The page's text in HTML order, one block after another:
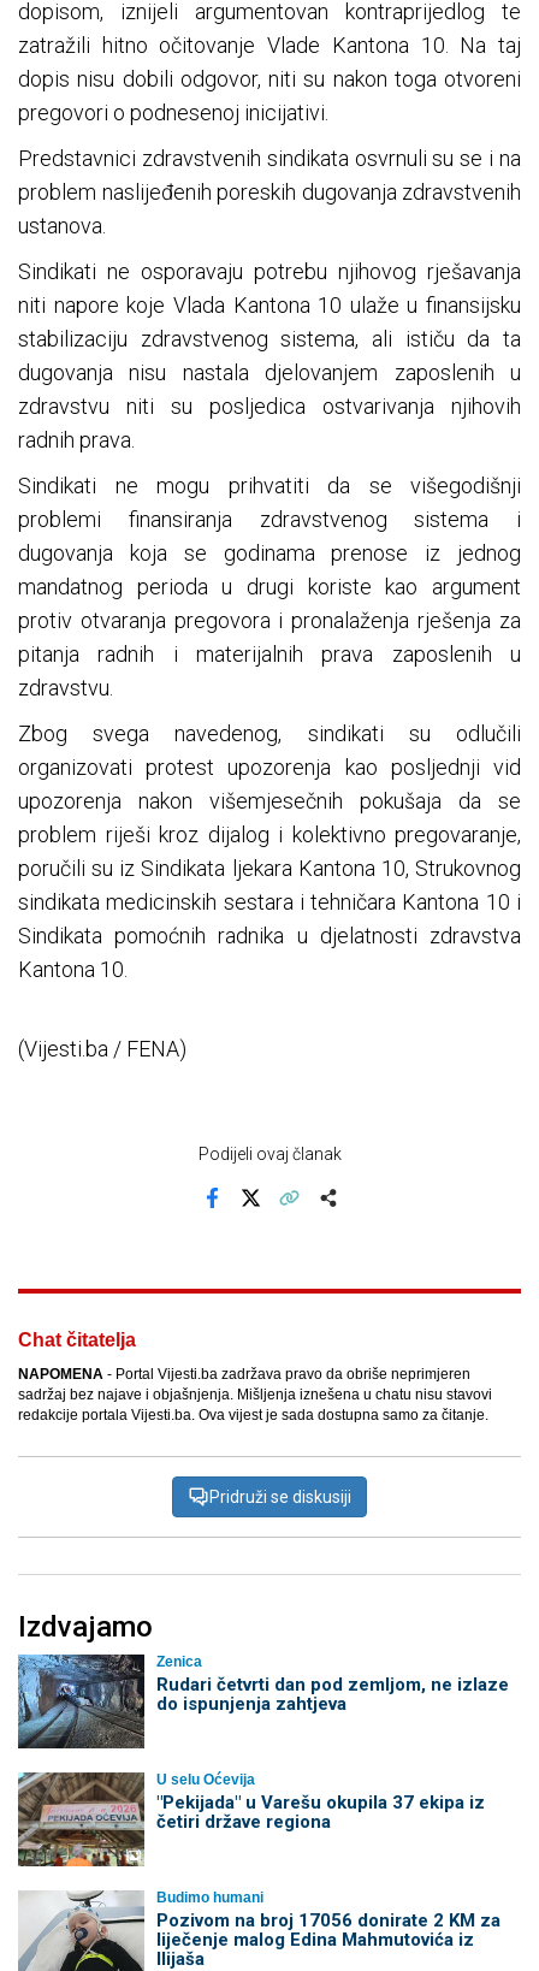
dopisom, iznijeli argumentovan kontraprijedlog te
zatražili hitno očitovanje Vlade Kantona 10. Na taj
dopis nisu dobili odgovor, niti su nakon toga otvoreni
pregovori o podnesenoj inicijativi.
Predstavnici zdravstvenih sindikata osvrnuli su se i na
problem naslijeđenih poreskih dugovanja zdravstvenih
ustanova.
Sindikati ne osporavaju potrebu njihovog rješavanja
niti napore koje Vlada Kantona 10 ulaže u finansijsku
stabilizaciju zdravstvenog sistema, ali ističu da ta
dugovanja nisu nastala djelovanjem zaposlenih u
zdravstvu niti su posljedica ostvarivanja njihovih
radnih prava.
Sindikati ne mogu prihvatiti da se višegodišnji
problemi finansiranja zdravstvenog sistema i
dugovanja koja se godinama prenose iz jednog
mandatnog perioda u drugi koriste kao argument
protiv otvaranja pregovora i pronalaženja rješenja za
pitanja radnih i materijalnih prava zaposlenih u
zdravstvu.
Zbog svega navedenog, sindikati su odlučili
organizovati protest upozorenja kao posljednji vid
upozorenja nakon višemjesečnih pokušaja da se
problem riješi kroz dijalog i kolektivno pregovaranje,
poručili su iz Sindikata ljekara Kantona 10, Strukovnog
sindikata medicinskih sestara i tehničara Kantona 10 i
Sindikata pomoćnih radnika u djelatnosti zdravstva
Kantona 10.
(Vijesti.ba / FENA)
Podijeli ovaj članak
Chat čitatelja
NAPOMENA - Portal Vijesti.ba zadržava pravo da obriše neprimjeren
sadržaj bez najave i objašnjenja. Mišljenja iznešena u chatu nisu stavovi
redakcije portala Vijesti.ba. Ova vijest je sada dostupna samo za čitanje.
Pridruži se diskusiji
Izdvajamo
Zenica
Rudari četvrti dan pod zemljom, ne izlaze
do ispunjenja zahtjeva
U selu Oćevija
"Pekijada" u Varešu okupila 37 ekipa iz
četiri države regiona
Budimo humani
Pozivom na broj 17056 donirate 2 KM za
liječenje malog Edina Mahmutovića iz
Ilijaša